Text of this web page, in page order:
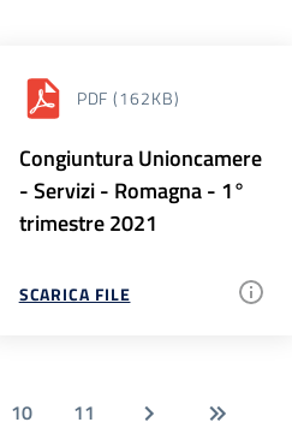
PDF (162KB)
Congiuntura Unioncamere
- Servizi - Romagna - 1°
trimestre 2021
SCARICA FILE
10 11